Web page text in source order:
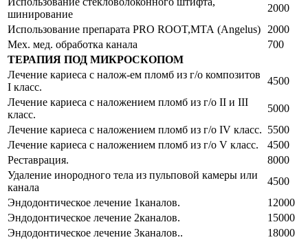
шинирование
2000
Использование препарата PRO ROOT,МТА (Angelus)
2000
Мех. мед. обработка канала
700
ТЕРАПИЯ ПОД МИКРОСКОПОМ
Лечение кариеса с налож-ем пломб из г/о композитов
I класс.
4500
Лечение кариеса с наложением пломб из г/о II и III
класс.
5000
Лечение кариеса с наложением пломб из г/о IV класс. 5500
Лечение кариеса с наложением пломб из г/о V класс.
4500
Реставрация.
8000
Удаление инородного тела из пульповой камеры или
канала
4500
Эндодонтическое лечение 1каналов.
12000
Эндодонтическое лечение 2каналов.
15000
Эндодонтическое лечение 3каналов..
18000